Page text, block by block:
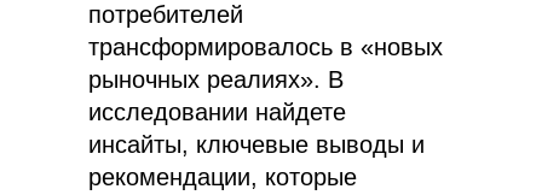
потребителей
трансформировалось в «новых
рыночных реалиях». В
исследовании найдете
инсайты, ключевые выводы и
рекомендации, которые